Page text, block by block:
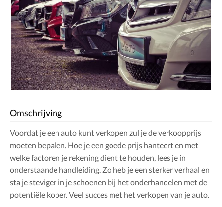
Omschrijving
Voordat je een auto kunt verkopen zul je de verkoopprijs
moeten bepalen. Hoe je een goede prijs hanteert en met
welke factoren je rekening dient te houden, lees je in
onderstaande handleiding. Zo heb je een sterker verhaal en
sta je steviger in je schoenen bij het onderhandelen met de
potentiële koper. Veel succes met het verkopen van je auto.